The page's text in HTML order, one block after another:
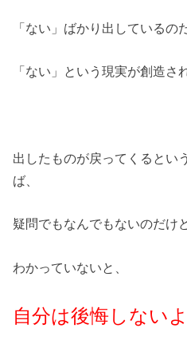
「ない」ばかり出しているの
「ない」という現実が創造
出したものが戻ってくるとい
ば、
疑問でもなんでもないのだけ
わかっていないと、
自分は後悔しない